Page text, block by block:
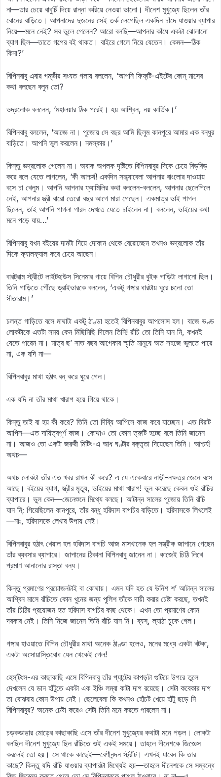
না—তার চেয়ে বাবুর্চি দিয়ে রান্না করিয়ে নেওয়া ভালো। দীনেশ মুখুজ্যে ছিলেন তাঁর
বোনের বাড়িতে। আপনাদের দুজনের সেই তর্ক লেগেছিল একদিন চাঁদে যাওয়ার ব্যাপার
নিয়ে—মনে নেই? সব ভুলে গেলেন? আরো বলছি—আপনার কাঁধে একটা ঝোলানো
ব্যাগ ছিল—তাতে গল্পের বই থাকত। বাইরে গেলে নিয়ে যেতেন। কেমন—ঠিক
কিনা?’
বিপিনবাবু এবার গম্ভীর সংযত গলায় বললেন, ‘আপনি ফিফ্‌টি-এইটের কোন্‌ মাসের
কথা বলছেন বলুন তো?
ভদ্রলোক বললেন, ‘মহালয়ার ঠিক পরেই। হয় আশ্বিন, নয় কার্তিক।’
বিপিনবাবু বললেন, ‘আজ্ঞে না। পুজোয় সে বছর আমি ছিলুম কানপুরে আমার এক বন্ধুর
বাড়িতে। আপনি ভুল করলেন। নমস্কার।’
কিন্তু ভদ্রলোক গেলেন না। অবাক অপলক দৃষ্টিতে বিপিনবাবুর দিকে চেয়ে বিড়বিড়
করে বলে যেতে লাগলেন, ‘কী আশ্চর্য! একদিন সন্ধ্যাবেলা আপনার বাংলোর দাওয়ায়
বসে চা খেলুম। আপনি আপনার ফ্যামিলির কথা বললেন-বললেন, আপনার ছেলেপিলে
নেই, আপনার স্ত্রী বারো তেরো বছর আগে মারা গেছেন। একমাত্র ভাই পাগল
ছিলেন, তাই আপনি পাগলা গারদ দেখতে যেতে চাইলেন না। বললেন, ভাইয়ের কথা
মনে পড়ে যায়…’
বিপিনবাবু যখন বইয়ের দামটা দিয়ে দোকান থেকে বেরোচ্ছেন তখনও ভদ্রলোক তাঁর
দিকে ফ্যালফ্যাল করে চেয়ে আছেন।
বারট্রাম স্ট্রীটে লাইটহাউস সিনেমার গায়ে বিপিন চৌধুরীর বুইক গাড়িটা লাগানো ছিল।
তিনি গাড়িতে পৌঁছে ড্রাইভারকে বললেন, ‘একটু গঙ্গার ধারটায় ঘুরে চলো তো
সীতারাম।’
চলন্ত গাড়িতে বসে মাথাটা একটু ঠাণ্ডা হতেই বিপিনবাবুর আপসোস হল। বাজে ভণ্ড
লোকটাকে এতটা সময় কেন মিছিমিছি দিলেন তিনি! রাঁচি তো তিনি যান নি, কখনই
যেতে পারেন না। মাত্র ছ’ সাত বছর আগেকার স্মৃতি মানুষে অত সহজে ভুলতে পারে
না, এক যদি না—
বিপিনবাবুর মাথা হঠাৎ বন্ করে ঘুরে গেল।
এক যদি না তাঁর মাথা খারাপ হয়ে গিয়ে থাকে।
কিন্তু তাই বা হয় কী করে? তিনি তো দিব্যি আপিসে কাজ করে যাচ্ছেন। এত বিরাট
আপিস—এত দায়িত্বপূর্ণ কাজ। কোথাও তো কোন ত্রুটি হচ্ছে বলে তিনি জানেন
না। আজও তো একটা জরুরী মিটিং-এ আধ ঘণ্টার বক্তৃতা দিয়েছেন তিনি। আশ্চর্য!
অথচ—
অথচ লোকটা তাঁর এত খবর রাখল কী করে? এ যে একেবারে নাড়ী-নক্ষত্র জেনে বসে
আছে। বইয়ের ব্যাগ, স্ত্রীর মৃত্যু, ভাইয়ের মাথা খারাপ! ভুল করেছে কেবল ওই রাঁচির
ব্যাপারে। ভুল কেন—জেনেশুনে মিথ্যে বলছে। আটান্ন সালের পুজোয় তিনি রাঁচি
যান নি; গিয়েছিলেন কানপুরে, তাঁর বন্ধু হরিদাস বাগচির বাড়িতে। হরিদাসকে লিখলেই
—নাঃ, হরিদাসকে লেখার উপায় নেই।
বিপিনবাবুর হঠাৎ খেয়াল হল হরিদাস বাগচি আজ মাসখানেক হল সস্ত্রীক জাপানে গেছেন
তাঁর ব্যবসার ব্যাপারে। জাপানের ঠিকানা বিপিনবাবু জানেন না। কাজেই চিঠি লিখে
প্রমাণ আনানোর রাস্তা বন্ধ।
কিন্তু প্রমাণের প্রয়োজনটাই বা কোথায়। এমন যদি হত যে উনিশ শ’ আটান্ন সালের
আশ্বিন মাসে রাঁচিতে কোন খুনের জন্য পুলিশ তাঁকে দায়ী করার চেষ্টা করছে, তখনই
তাঁর চিঠির প্রয়োজন হত হরিদাস বাগচির কাছ থেকে। এখন তো প্রমাণের কোন
দরকার নেই। তিনি নিজে জানেন তিনি রাঁচি যান নি। ব্যস্‌, ল্যাঠা চুকে গেল।
গঙ্গার হাওয়াতে বিপিন চৌধুরীর মাথা অনেক ঠাণ্ডা হলেও, মনের মধ্যে একটা খটকা,
একটা অসোয়াস্তিবোধ যেন থেকেই গেল!
হেস্‌টিংস-এর কাছাকাছি এসে বিপিনবাবু তাঁর প্যান্টের কাপড়টা গুটিয়ে উপরে তুলে
দেখলেন যে ডান হাঁটুতে একটা এক ইঞ্চি লম্বা কাটা দাগ রয়েছে। সেটা কবেকার দাগ
তা বোঝবার কোন উপায় নেই। ছেলেবেলা কি কখনও হোঁচট খেয়ে হাঁটু ছড়ে নি
বিপিনবাবুর? অনেক চেষ্টা করেও সেটা তিনি মনে করতে পারলেন না।
চড়কডাঙার মোড়ের কাছাকাছি এসে তাঁর দীনেশ মুখুজ্যের কথাটা মনে পড়ল। লোকটা
বলছিল দীনেশ মুখুজ্যে ছিল রাঁচিতে ওই একই সময়ে। তাহলে দীনেশকে জিজ্ঞেস
করলেই তো হয়। সে থাকে কাছেই—বেণীনন্দন স্ট্রীট। এখনই যাবেন কি তার
কাছে? কিন্তু যদি রাঁচি যাওয়ার ব্যাপারটা মিথ্যেই হয়—তাহলে দীনেশকে সে সম্বন্ধে